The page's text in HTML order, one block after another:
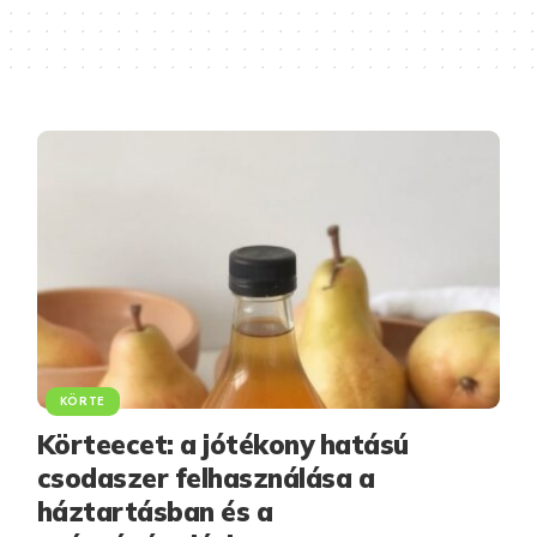
KÖRTE
Körteecet: a jótékony hatású
csodaszer felhasználása a
háztartásban és a